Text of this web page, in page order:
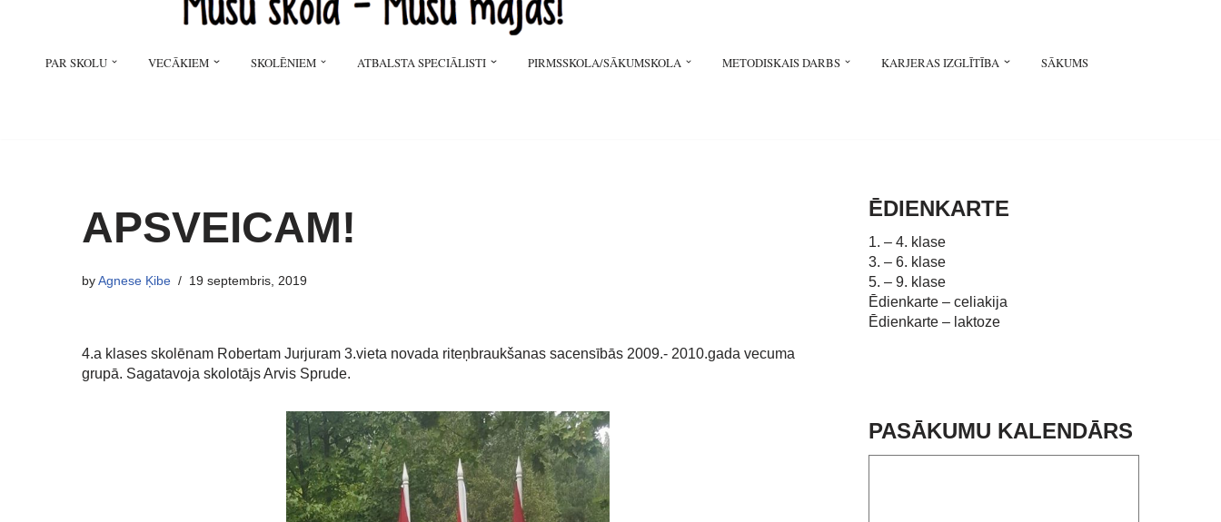
PAR SKOLU VECĀKIEM SKOLĒNIEM ATBALSTA SPECIĀLISTI PIRMSSKOLA/SĀKUMSKOLA METODISKAIS DARBS KARJERAS IZGLĪTĪBA SĀKUMS
APSVEICAM!
byAgnese Ķibe 19 septembris, 2019
4.a klases skolēnam Robertam Jurjuram 3.vieta novada riteņbraukšanas sacensībās 2009.- 2010.gada vecuma
grupā. Sagatavoja skolotājs Arvis Sprude.
ĒDIENKARTE
1. – 4. klase
3. – 6. klase
5. – 9. klase
Ēdienkarte – celiakija
Ēdienkarte – laktoze
PASĀKUMU KALENDĀRS